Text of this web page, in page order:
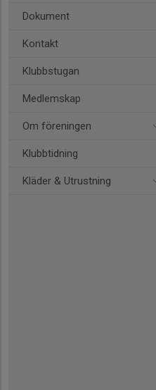
Dokument
Kontakt
Klubbstugan
Medlemskap
Om föreningen
Klubbtidning
Kläder & Utrustning